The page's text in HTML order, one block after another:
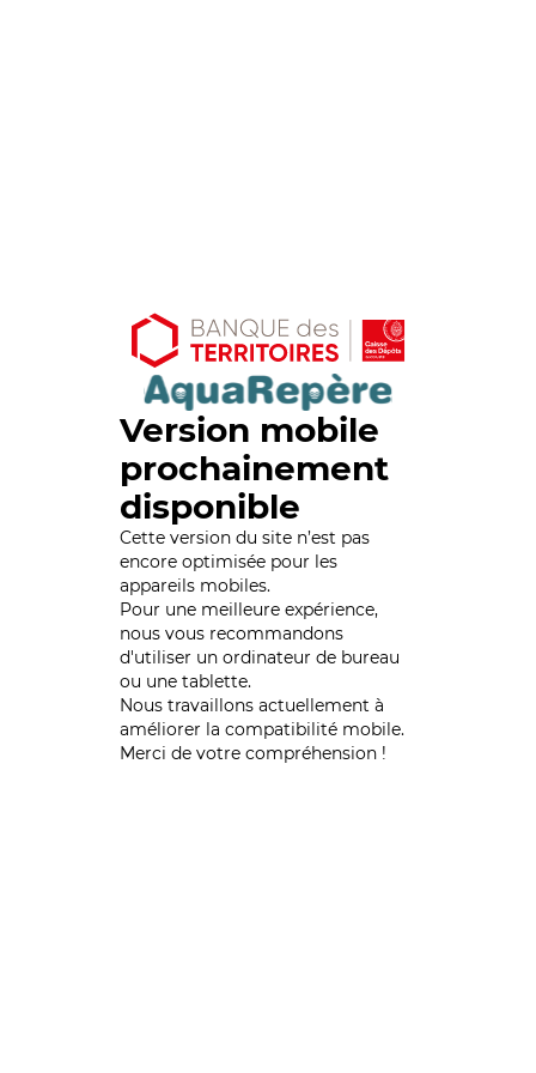
Version mobile
prochainement
disponible
Cette version du site n’est pas
encore optimisée pour les
appareils mobiles.
Pour une meilleure expérience,
nous vous recommandons
d'utiliser un ordinateur de bureau
ou une tablette.
Nous travaillons actuellement à
améliorer la compatibilité mobile.
Merci de votre compréhension !